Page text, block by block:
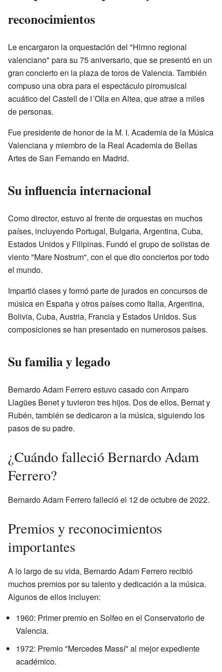
reconocimientos
Le encargaron la orquestación del "Himno regional
valenciano" para su 75 aniversario, que se presentó en un
gran concierto en la plaza de toros de Valencia. También
compuso una obra para el espectáculo piromusical
acuático del Castell de l´Olla en Altea, que atrae a miles
de personas.
Fue presidente de honor de la M. I. Academia de la Música
Valenciana y miembro de la Real Academia de Bellas
Artes de San Fernando en Madrid.
Su influencia internacional
Como director, estuvo al frente de orquestas en muchos
países, incluyendo Portugal, Bulgaria, Argentina, Cuba,
Estados Unidos y Filipinas. Fundó el grupo de solistas de
viento "Mare Nostrum", con el que dio conciertos por todo
el mundo.
Impartió clases y formó parte de jurados en concursos de
música en España y otros países como Italia, Argentina,
Bolivia, Cuba, Austria, Francia y Estados Unidos. Sus
composiciones se han presentado en numerosos países.
Su familia y legado
Bernardo Adam Ferrero estuvo casado con Amparo
Llagües Benet y tuvieron tres hijos. Dos de ellos, Bernat y
Rubén, también se dedicaron a la música, siguiendo los
pasos de su padre.
¿Cuándo falleció Bernardo Adam
Ferrero?
Bernardo Adam Ferrero falleció el 12 de octubre de 2022.
Premios y reconocimientos
importantes
A lo largo de su vida, Bernardo Adam Ferrero recibió
muchos premios por su talento y dedicación a la música.
Algunos de ellos incluyen:
1960: Primer premio en Solfeo en el Conservatorio de
Valencia.
1972: Premio "Mercedes Massí" al mejor expediente
académico.